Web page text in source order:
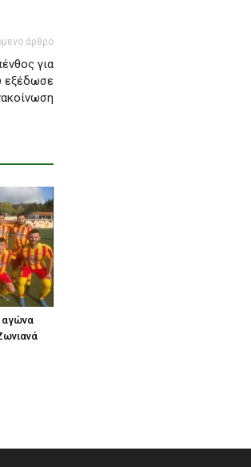
άρθρο
για
εξέδωσε
αγώνα